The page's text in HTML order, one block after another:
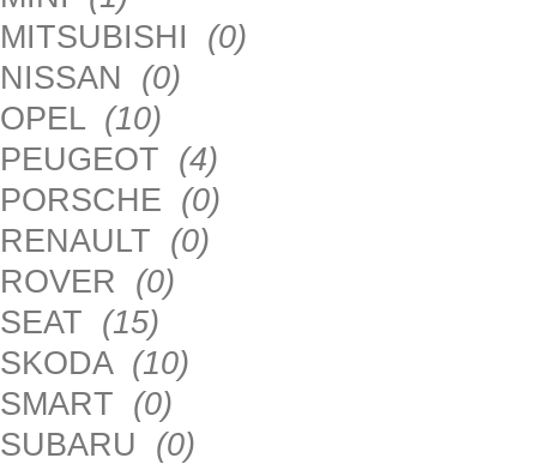
MITSUBISHI (0)
NISSAN (0)
OPEL (10)
PEUGEOT (4)
PORSCHE (0)
RENAULT (0)
ROVER (0)
SEAT (15)
SKODA (10)
SMART (0)
SUBARU (0)